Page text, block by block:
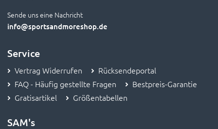
Sende uns eine Nachricht
info@sportsandmoreshop.de
Service
Vertrag Widerrufen
Rücksendeportal
FAQ - Häufig gestellte Fragen
Bestpreis-Garantie
Gratisartikel
Größentabellen
SAM's